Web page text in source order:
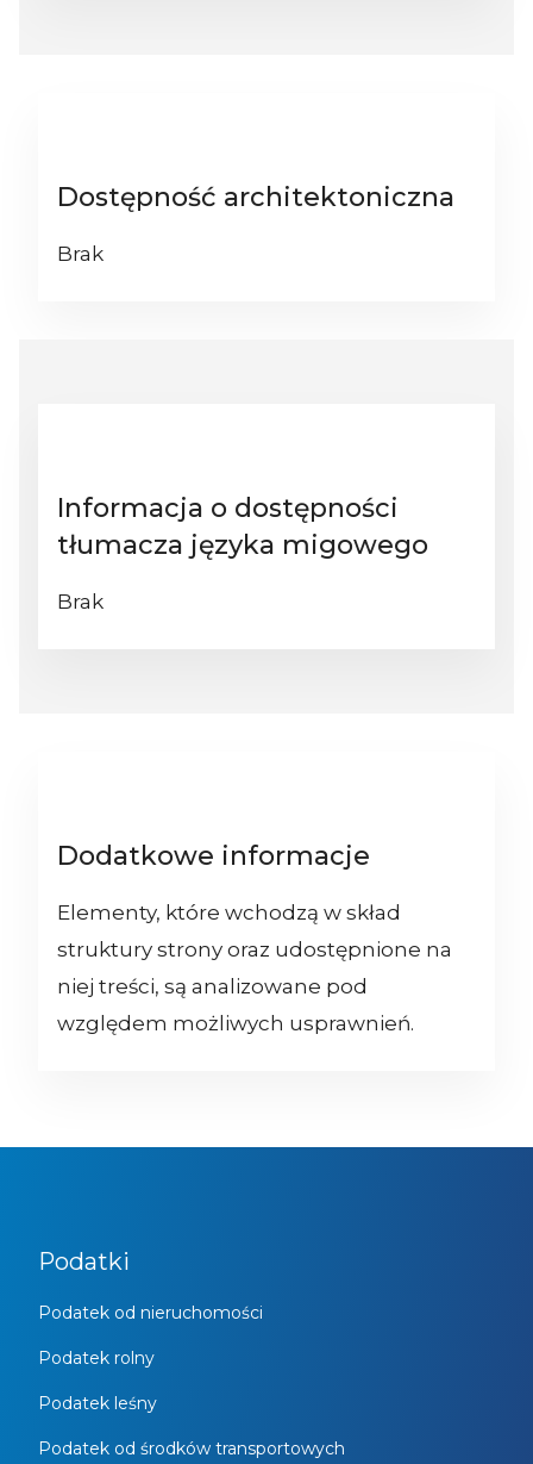
Dostępność architektoniczna
Brak
Informacja o dostępności
tłumacza języka migowego
Brak
Dodatkowe informacje
Elementy, które wchodzą w skład
struktury strony oraz udostępnione na
niej treści, są analizowane pod
względem możliwych usprawnień.
Podatki
Podatek od nieruchomości
Podatek rolny
Podatek leśny
Podatek od środków transportowych